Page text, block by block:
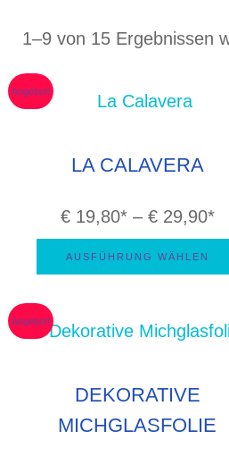
1–9 von 15 Ergebnissen
Angebot!
LA CALAVERA
€19,80 – €29,90
€
AUSFÜHRUNG WÄHLEN
Angebot!
DEKORATIVE
MICHGLASFOLIE